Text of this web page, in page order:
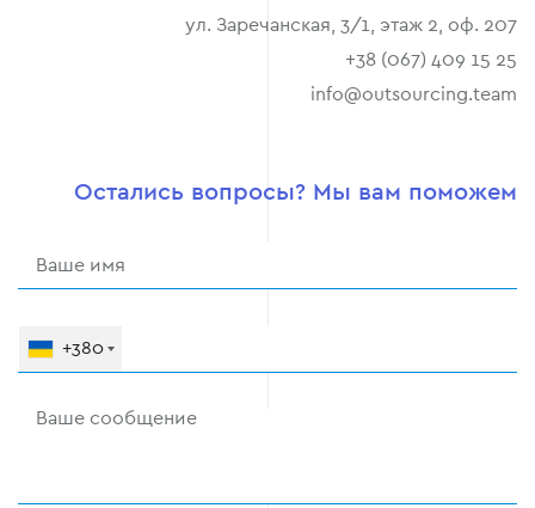
ул. Заречанская, 3/1, этаж 2, оф. 207
+38 (067) 409 15 25
info@outsourcing.team
Остались вопросы? Мы вам поможем
+380